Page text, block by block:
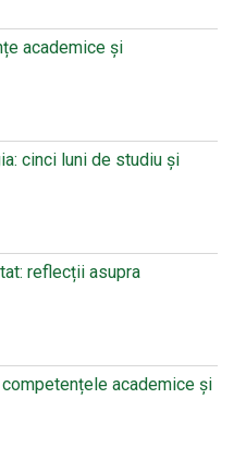
academice și
cinci luni de studiu și
reflecții asupra
academice și